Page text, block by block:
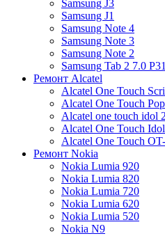
Samsung J3
Samsung J1
Samsung Note 4
Samsung Note 3
Samsung Note 2
Samsung Tab 2 7.0
Ремонт Alcatel
Alcatel One Touch
Alcatel One Touch
Alcatel one touch idol
Alcatel One Touch
Alcatel One Touch
Ремонт Nokia
Nokia Lumia 920
Nokia Lumia 820
Nokia Lumia 720
Nokia Lumia 620
Nokia Lumia 520
Nokia N9